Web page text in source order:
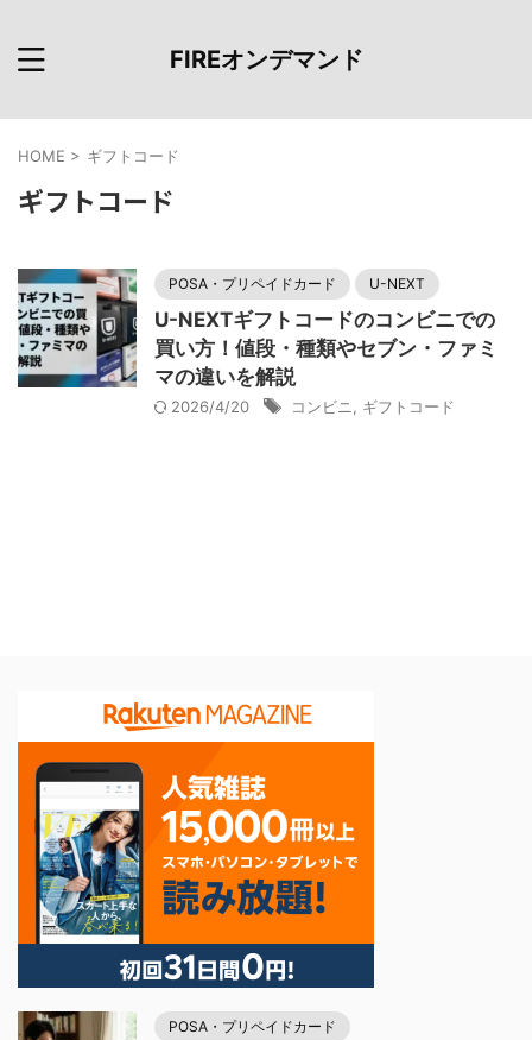
FIREオンデマンド
HOME > ギフトコード
ギフトコード
POSA・プリペイドカード U-NEXT
U-NEXTギフトコードのコンビニでの
買い方！値段・種類やセブン・ファミ
マの違いを解説
2026/4/20 コンビニ ギフトコード
POSA・プリペイドカード